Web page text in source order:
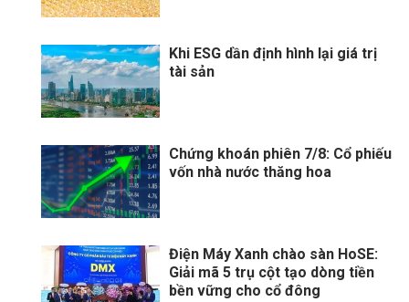
Khi ESG dần định hình lại giá trị
tài sản
Chứng khoán phiên 7/8: Cổ phiếu
vốn nhà nước thăng hoa
Điện Máy Xanh chào sàn HoSE:
Giải mã 5 trụ cột tạo dòng tiền
bền vững cho cổ đông